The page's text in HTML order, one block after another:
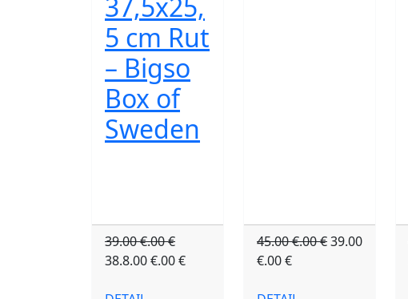
5 cm Rut
– Bigso
Box of
Sweden
39.00 €.00 €
38.8.00 €.00 €
45.00 €.00 €39.00
€.00 €